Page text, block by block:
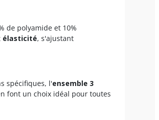
de polyamide et 10%
élasticité, s'ajustant
spécifiques, l'ensemble 3
font un choix idéal pour toutes